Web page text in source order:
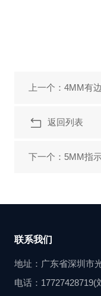
上一个：4MM有
返回列表
下一个：5MM指
联系我们
地址：广东省深圳市
电话：17727428719(